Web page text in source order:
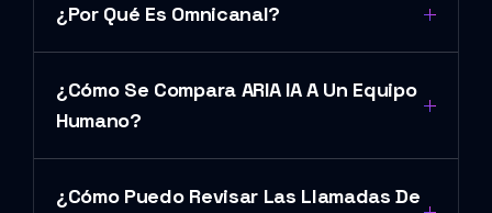
¿Por Qué Es Omnicanal?
¿Cómo Se Compara ARIA IA A Un Equipo
Humano?
¿Cómo Puedo Revisar Las Llamadas De